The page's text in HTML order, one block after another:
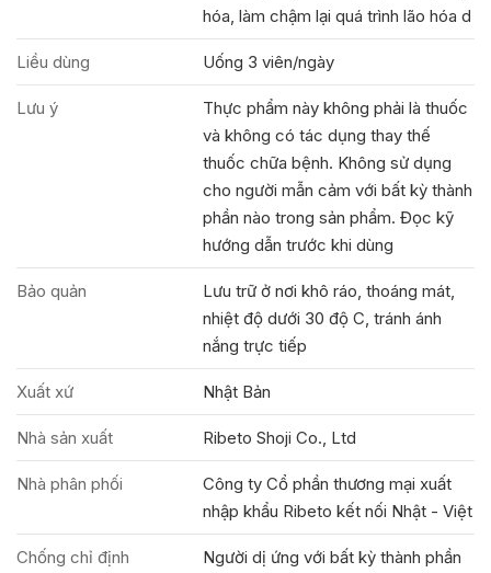
hóa, làm chậm lại quá trình lão hóa d
Liều dùng Uống 3 viên/ngày
Lưu ý
Thực phẩm này không phải là thuốc
và không có tác dụng thay thế
thuốc chữa bệnh. Không sử dụng
cho người mẫn cảm với bất kỳ thành
phần nào trong sản phẩm. Đọc kỹ
hướng dẫn trước khi dùng
Bảo quản
Lưu trữ ở nơi khô ráo, thoáng mát,
nhiệt độ dưới 30 độ C, tránh ánh
nắng trực tiếp
Xuất xứ Nhật Bản
Nhà sản xuất Ribeto Shoji Co., Ltd
Nhà phân phối
Công ty Cổ phần thương mại xuất
nhập khẩu Ribeto kết nối Nhật - Việt
Chống chỉ định
Người dị ứng với bất kỳ thành phần